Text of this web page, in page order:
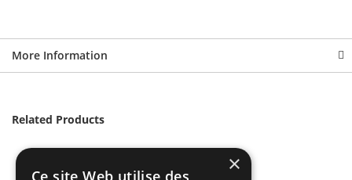
More Information
Related Products
×
Ce site Web utilise des